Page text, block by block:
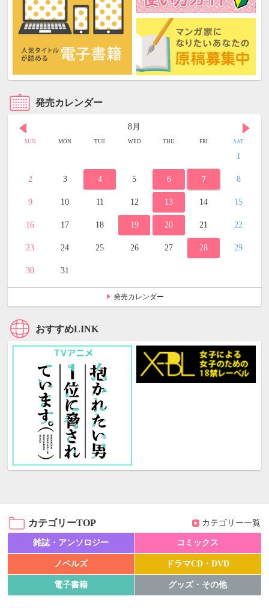
発売カレンダー
8月
SUN MON TUE WED THU FRI SAT
1
2 3 4 5 6 7 8
9 10 11 12 13 14 15
16 17 18 19 20 21 22
23 24 25 26 27 28 29
30 31
発売カレンダー
おすすめLINK
カテゴリーTOP カテゴリー一覧
雑誌・アンソロジー コミックス
ノベルズ ドラマCD・DVD
電子書籍 グッズ・その他